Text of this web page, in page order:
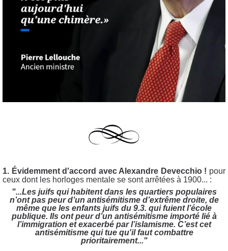
1. Évidemment d'accord avec Alexandre Devecchio ! pour
ceux dont les horloges mentale se sont arrêtées à 1900... :
"...Les juifs qui habitent dans les quartiers populaires
n’ont pas peur d’un antisémitisme d’extrême droite, de
même que les enfants juifs du 9.3. qui fuient l’école
publique. Ils ont peur d’un antisémitisme importé lié à
l’immigration et exacerbé par l’islamisme. C’est cet
antisémitisme qui tue qu'il faut combattre
prioritairement..."